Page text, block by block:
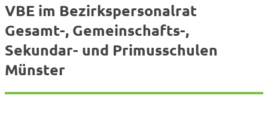
VBE im Bezirkspersonalrat
Gesamt-, Gemeinschafts-,
Sekundar- und Primusschulen
Münster